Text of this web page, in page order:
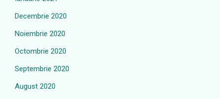
Decembrie 2020
Noiembrie 2020
Octombrie 2020
Septembrie 2020
August 2020